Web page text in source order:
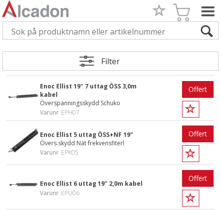
Filter
Enoc Ellist 19" 7 uttag ÖSS 3,0m
kabel
Överspänningsskydd Schuko
Varunr EPH07
Offert
Enoc Ellist 5 uttag ÖSS+NF 19"
Övers.skydd Nät frekvensfiterl
Varunr EPK05
Offert
Enoc Ellist 6 uttag 19" 2,0m kabel
Varunr EPU06
Offert